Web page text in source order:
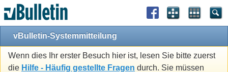
vBulletin-Systemmitteilung
Wenn dies Ihr erster Besuch hier ist, lesen Sie bitte zuerst
die Hilfe - Häufig gestellte Fragen durch. Sie müssen